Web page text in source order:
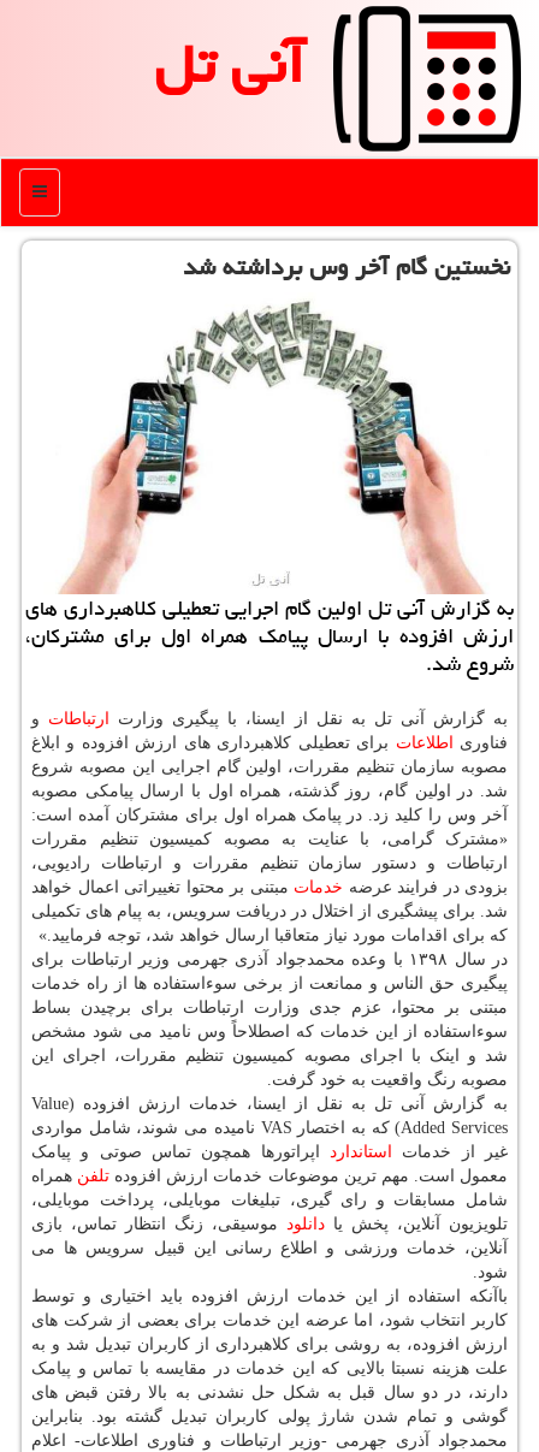
آنی تل
منو
نخستین گام آخر وس برداشته شد
به گزارش آنی تل اولین گام اجرایی تعطیلی كلاهبرداری های
ارزش افزوده با ارسال پیامك همراه اول برای مشتركان،
شروع شد.
به گزارش آنی تل به نقل از ایسنا، با پیگیری وزارت ارتباطات و
فناوری اطلاعات برای تعطیلی کلاهبرداری های ارزش افزوده و ابلاغ
مصوبه سازمان تنظیم مقررات، اولین گام اجرایی این مصوبه شروع
شد. در اولین گام، روز گذشته، همراه اول با ارسال پیامکی مصوبه
آخر وس را کلید زد. در پیامک همراه اول برای مشترکان آمده است:
«مشترک گرامی، با عنایت به مصوبه کمیسیون تنظیم مقررات
ارتباطات و دستور سازمان تنظیم مقررات و ارتباطات رادیویی،
بزودی در فرایند عرضه خدمات مبتنی بر محتوا تغییراتی اعمال خواهد
شد. برای پیشگیری از اختلال در دریافت سرویس، به پیام های تکمیلی
که برای اقدامات مورد نیاز متعاقبا ارسال خواهد شد، توجه فرمایید.»
در سال ۱۳۹۸ با وعده محمدجواد آذری جهرمی وزیر ارتباطات برای
پیگیری حق الناس و ممانعت از برخی سوءاستفاده ها از راه خدمات
مبتنی بر محتوا، عزم جدی وزارت ارتباطات برای برچیدن بساط
سوءاستفاده از این خدمات که اصطلاحاً وس نامید می شود مشخص
شد و اینک با اجرای مصوبه کمیسیون تنظیم مقررات، اجرای این
مصوبه رنگ واقعیت به خود گرفت.
به گزارش آنی تل به نقل از ایسنا، خدمات ارزش افزوده (Value
Added Services) که به اختصار VAS نامیده می شوند، شامل مواردی
غیر از خدمات استاندارد
اپراتورها همچون تماس صوتی و پیامک
معمول است. مهم ترین موضوعات خدمات ارزش افزوده تلفن همراه
شامل مسابقات و رای گیری، تبلیغات موبایلی، پرداخت موبایلی،
تلویزیون آنلاین، پخش یا دانلود
موسیقی، زنگ انتظار تماس، بازی
آنلاین، خدمات ورزشی و اطلاع رسانی این قبیل سرویس ها می
شود.
باآنکه استفاده از این خدمات ارزش افزوده باید اختیاری و توسط
کاربر انتخاب شود، اما عرضه این خدمات برای بعضی از شرکت های
ارزش افزوده، به روشی برای کلاهبرداری از کاربران تبدیل شد و به
علت هزینه نسبتا بالایی که این خدمات در مقایسه با تماس و پیامک
دارند، در دو سال قبل به شکل حل نشدنی به بالا رفتن قبض های
گوشی و تمام شدن شارژ پولی کاربران تبدیل گشته بود. بنابراین
محمدجواد آذری جهرمی -وزیر ارتباطات و فناوری اطلاعات- اعلام